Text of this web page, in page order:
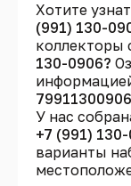
Хотите
(991) 130-
коллекторы
130-0906?
79911300906
У нас
+7 (991)
варианты